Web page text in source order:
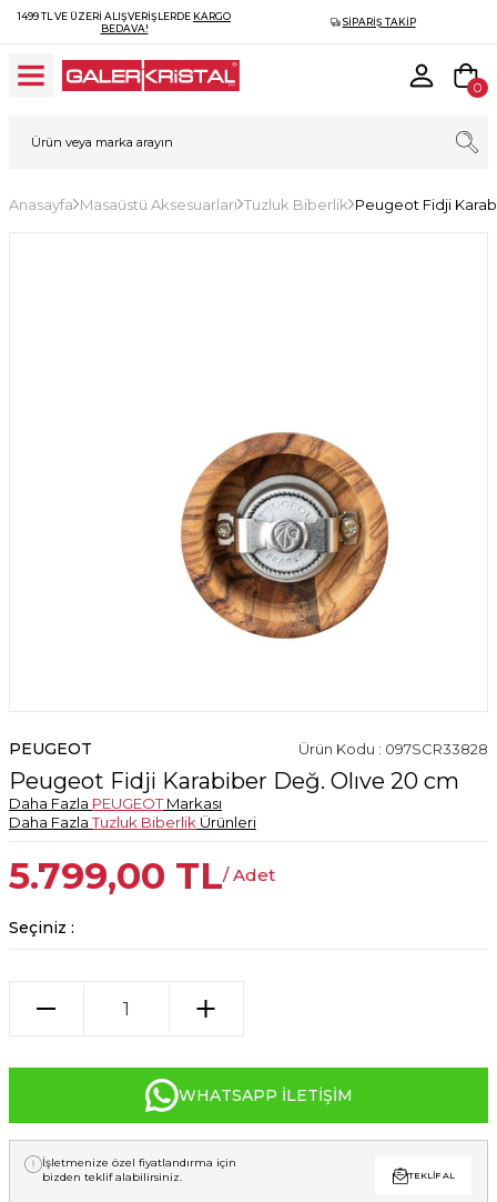
1499 TL VE ÜZERI ALIŞVERIŞLERDE KARGO
BEDAVA!
SIPARIŞ TAKIP
0
Anasayfa Masaüstü Aksesuarları Tuzluk Biberlik Peugeot Fidji
PEUGEOT Ürün Kodu : 097SCR33828
Peugeot Fidji Karabiber Değ. Olıve 20 cm
Daha Fazla PEUGEOTMarkası
Daha FazlaTuzluk Biberlik Ürünleri
5.799,00 TL/ Adet
Seçiniz :
WHATSAPP İLETIŞIM
İşletmenize özel fiyatlandırma için
bizden teklif alabilirsiniz.
TEKLIF AL